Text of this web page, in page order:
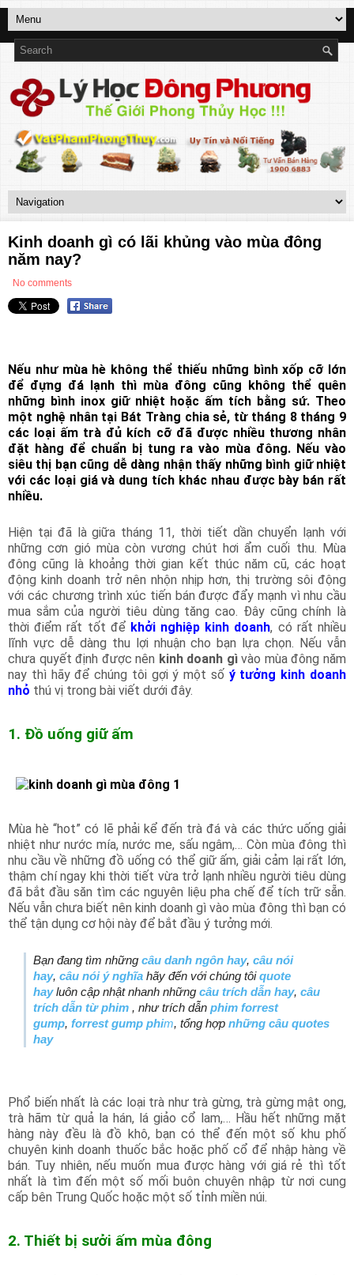
Kinh doanh gì có lãi khủng vào mùa đông
năm nay?
No comments
Nếu như mùa hè không thể thiếu những bình xốp cỡ lớn
để đựng đá lạnh thì mùa đông cũng không thể quên
những bình inox giữ nhiệt hoặc ấm tích bằng sứ. Theo
một nghệ nhân tại Bát Tràng chia sẻ, từ tháng 8 tháng 9
các loại ấm trà đủ kích cỡ đã được nhiều thương nhân
đặt hàng để chuẩn bị tung ra vào mùa đông. Nếu vào
siêu thị bạn cũng dễ dàng nhận thấy những bình giữ nhiệt
với các loại giá và dung tích khác nhau được bày bán rất
nhiều.
Hiện tại đã là giữa tháng 11, thời tiết dần chuyển lạnh với
những cơn gió mùa còn vương chút hơi ẩm cuối thu. Mùa
đông cũng là khoảng thời gian kết thúc năm cũ, các hoạt
động kinh doanh trở nên nhộn nhịp hơn, thị trường sôi động
với các chương trình xúc tiến bán được đẩy mạnh vì nhu cầu
mua sắm của người tiêu dùng tăng cao. Đây cũng chính là
thời điểm rất tốt để khởi nghiệp kinh doanh, có rất nhiều
lĩnh vực dễ dàng thu lợi nhuận cho bạn lựa chọn. Nếu vẫn
chưa quyết định được nên kinh doanh gìvào mùa đông năm
nay thì hãy để chúng tôi gợi ý một số ý tưởng kinh doanh
nhỏ thú vị trong bài viết dưới đây.
1. Đồ uống giữ ấm
Mùa hè “hot” có lẽ phải kể đến trà đá và các thức uống giải
nhiệt như nước mía, nước me, sấu ngâm,… Còn mùa đông thì
nhu cầu về những đồ uống có thể giữ ấm, giải cảm lại rất lớn,
thậm chí ngay khi thời tiết vừa trở lạnh nhiều người tiêu dùng
đã bắt đầu săn tìm các nguyên liệu pha chế để tích trữ sẵn.
Nếu vẫn chưa biết nên kinh doanh gì vào mùa đông thì bạn có
thể tận dụng cơ hội này để bắt đầu ý tưởng mới.
Bạn đang tìm những câu danh ngôn hay, câu nói
hay, câu nói ý nghĩa hãy đến với chúng tôi quote
hayluôn cập nhật nhanh những câu trích dẫn hay, câu
trích dẫn từ phim , như trích dẫn phim forrest
gump, forrest gump phim, tổng hợp những câu quotes
hay
Phổ biến nhất là các loại trà như trà gừng, trà gừng mật ong,
trà hãm từ quả la hán, lá giảo cổ lam,… Hầu hết những mặt
hàng này đều là đồ khô, bạn có thể đến một số khu phố
chuyên kinh doanh thuốc bắc hoặc phố cổ để nhập hàng về
bán. Tuy nhiên, nếu muốn mua được hàng với giá rẻ thì tốt
nhất là tìm đến một số mối buôn chuyên nhập từ nơi cung
cấp bên Trung Quốc hoặc một số tỉnh miền núi.
2. Thiết bị sưởi ấm mùa đông